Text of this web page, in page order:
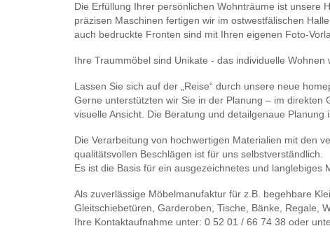
Die Erfüllung Ihrer persönlichen Wohnträume ist unsere
präzisen Maschinen fertigen wir im ostwestfälischen
auch bedruckte Fronten sind mit Ihren eigenen Foto-
Ihre Traummöbel sind Unikate - das individuelle
Lassen Sie sich auf der „Reise“ durch unsere neue
Gerne unterstützten wir Sie in der Planung – im
visuelle Ansicht. Die Beratung und detailgenaue
Die Verarbeitung von hochwertigen Materialien mit den
qualitätsvollen Beschlägen ist für uns selbstverständlich.
Es ist die Basis für ein ausgezeichnetes und langlebiges
Als zuverlässige Möbelmanufaktur für z.B. begehbare
Gleitschiebetüren, Garderoben, Tische, Bänke, Regale,
Ihre Kontaktaufnahme unter: 0 52 01 / 66 74 38 oder